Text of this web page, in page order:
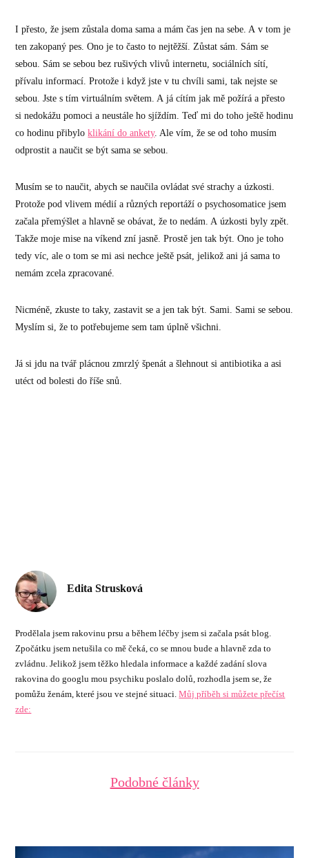
I přesto, že jsem zůstala doma sama a mám čas jen na sebe. A v tom je
ten zakopaný pes. Ono je to často to nejtěžší. Zůstat sám. Sám se
sebou. Sám se sebou bez rušivých vlivů internetu, sociálních sítí,
přívalu informací. Protože i když jste v tu chvíli sami, tak nejste se
sebou. Jste s tím virtuálním světem. A já cítím jak mě požírá a přesto
si nedokážu pomoci a neustále ho sjíždím. Teď mi do toho ještě hodinu
co hodinu přibyloklikání do ankety. Ale vím, že se od toho musím
odprostit a naučit se být sama se sebou.
Musím se to naučit, abych se naučila ovládat své strachy a úzkosti.
Protože pod vlivem médií a různých reportáží o psychosomatice jsem
začala přemýšlet a hlavně se obávat, že to nedám. A úzkosti byly zpět.
Takže moje mise na víkend zní jasně. Prostě jen tak být. Ono je toho
tedy víc, ale o tom se mi asi nechce ještě psát, jelikož ani já sama to
nemám zcela zpracované.
Nicméně, zkuste to taky, zastavit se a jen tak být. Sami. Sami se sebou.
Myslím si, že to potřebujeme sem tam úplně všichni.
Já si jdu na tvář plácnou zmrzlý špenát a šlehnout si antibiotika a asi
utéct od bolesti do říše snů.
Edita Strusková
Prodělala jsem rakovinu prsu a během léčby jsem si začala psát blog.
Zpočátku jsem netušila co mě čeká, co se mnou bude a hlavně zda to
zvládnu. Jelikož jsem těžko hledala informace a každé zadání slova
rakovina do googlu mou psychiku poslalo dolů, rozhodla jsem se, že
pomůžu ženám, které jsou ve stejné situaci.Můj příběh si můžete přečíst
zde:
Podobné články